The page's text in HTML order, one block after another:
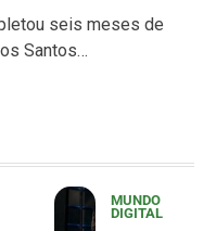
seis meses de
Santos…
MUNDO
DIGITAL